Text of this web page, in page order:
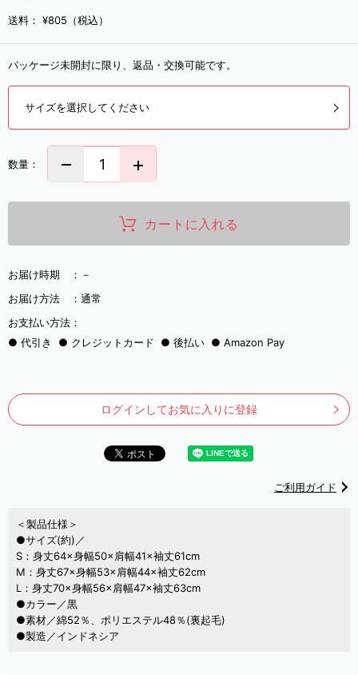
送料： ¥805（税込）
パッケージ未開封に限り、返品・交換可能です。
サイズを選択してください
数量：
カートに入れる
お届け時期 ： －
お届け方法 ： 通常
お支払い方法：
代引き
クレジットカード 後払い Amazon Pay
ログインしてお気に入りに登録
ご利用ガイド
＜製品仕様＞
●サイズ(約)／
S：身丈64×身幅50×肩幅41×袖丈61cm
M：身丈67×身幅53×肩幅44×袖丈62cm
L：身丈70×身幅56×肩幅47×袖丈63cm
●カラー／黒
●素材／綿52％、ポリエステル48％(裏起毛)
●製造／インドネシア